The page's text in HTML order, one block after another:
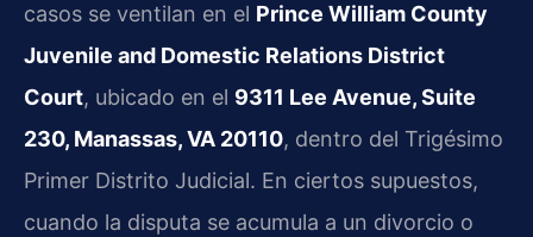
casos se ventilan en el Prince William County
Juvenile and Domestic Relations District
Court, ubicado en el 9311 Lee Avenue, Suite
230, Manassas, VA 20110, dentro del Trigésimo
Primer Distrito Judicial. En ciertos supuestos,
cuando la disputa se acumula a un divorcio o